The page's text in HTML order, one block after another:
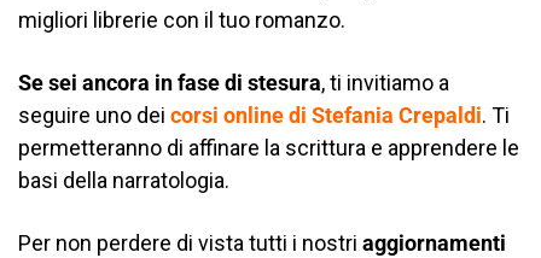
migliori librerie con il tuo romanzo.
Se sei ancora in fase di stesura, ti invitiamo a
seguire uno dei corsi online di Stefania Crepaldi. Ti
permetteranno di affinare la scrittura e apprendere le
basi della narratologia.
Per non perdere di vista tutti i nostri aggiornamenti